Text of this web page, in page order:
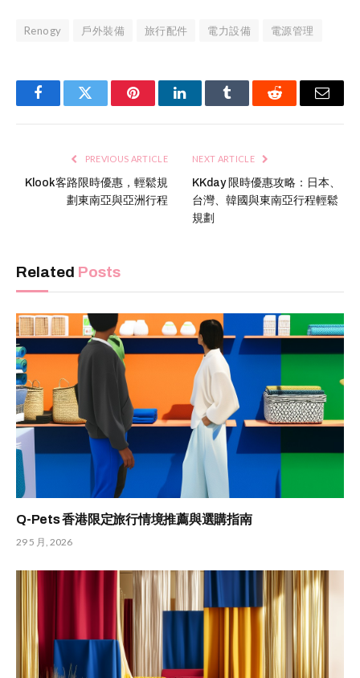
Renogy 戶外裝備 旅行配件 電力設備 電源管理
FacebookTwitter PinterestLinkedInTumblr Reddit Email
PREVIOUS ARTICLE
Klook客路限時優惠，輕鬆規
劃東南亞與亞洲行程
NEXT ARTICLE
KKday 限時優惠攻略：日本、
台灣、韓國與東南亞行程輕鬆
規劃
Related Posts
Q-Pets 香港限定旅行情境推薦與選購指南
29 5 月, 2026